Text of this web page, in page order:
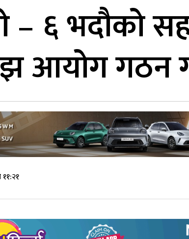
– ६ भदौको
आयोग गठन